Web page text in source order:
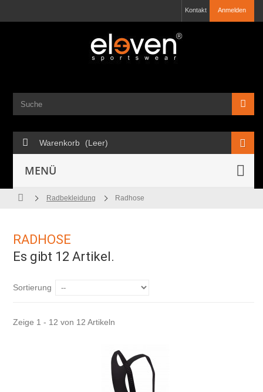
Anmelden
Kontakt
Warenkorb (Leer)
MENÜ
Radbekleidung Radhose
RADHOSE
Es gibt 12 Artikel.
Sortierung
Zeige 1 - 12 von 12 Artikeln